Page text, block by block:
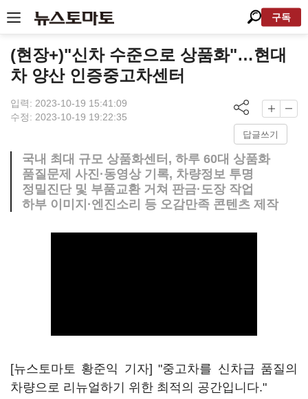
구독
(현장+)"신차 수준으로 상품화"…현대
차 양산 인증중고차센터
입력: 2023-10-19 15:41:09
수정: 2023-10-19 19:22:35
답글쓰기
국내 최대 규모 상품화센터, 하루 60대 상품화
품질문제 사진·동영상 기록, 차량정보 투명
정밀진단 및 부품교환 거쳐 판금·도장 작업
하부 이미지·엔진소리 등 오감만족 콘텐츠 제작
[뉴스토마토 황준익 기자] "중고차를 신차급 품질의
차량으로 리뉴얼하기 위한 최적의 공간입니다."